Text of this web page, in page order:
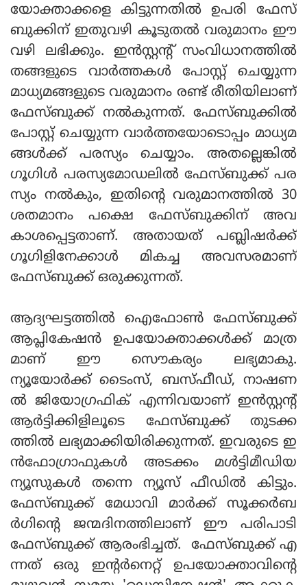
യോക്താക്കളെ കിട്ടുന്നതില്‍ ഉപരി ഫേസ്
ബുക്കിന് ഇതുവഴി കൂടുതല്‍ വരുമാനം ഈ
വഴി ലഭിക്കും. ഇന്‍സ്റ്റന്റ് സംവിധാനത്തില്‍
തങ്ങളുടെ വാര്‍ത്തകള്‍ പോസ്റ്റ് ചെയ്യുന്ന
മാധ്യമങ്ങളുടെ വരുമാനം രണ്ട് രീതിയിലാണ്
ഫേസ്ബുക്ക് നല്‍കുന്നത്. ഫേസ്ബുക്കില്‍
പോസ്റ്റ് ചെയ്യുന്ന വാര്‍ത്തയോടൊപ്പം മാധ്യമ
ങ്ങള്‍ക്ക് പരസ്യം ചെയ്യാം. അതല്ലെങ്കില്‍
ഗൂഗിള്‍ പരസ്യമോഡലില്‍ ഫേസ്ബുക്ക് പര
സ്യം നല്‍കും, ഇതിന്റെ വരുമാനത്തില്‍ 30
ശതമാനം പക്ഷെ ഫേസ്ബുക്കിന് അവ
കാശപ്പെട്ടതാണ്. അതായത് പബ്ലിഷര്‍ക്ക്
ഗൂഗിളിനേക്കാള്‍ മികച്ച അവസരമാണ്
ഫേസ്ബുക്ക് ഒരുക്കുന്നത്.
ആദ്യഘട്ടത്തില്‍ ഐഫോണ്‍ ഫേസ്ബുക്ക്
ആപ്ലികേഷന്‍ ഉപയോക്താക്കള്‍ക്ക് മാത്ര
മാണ് ഈ സൌകര്യം ലഭ്യമാകു.
ന്യൂയോര്‍ക്ക് ടൈംസ്, ബസ്ഫീഡ്, നാഷണ
ല്‍ ജിയോഗ്രഫിക് എന്നിവയാണ് ഇന്‍സ്റ്റന്റ്
ആര്‍ട്ടിക്കിളിലൂടെ ഫേസ്ബുക്ക് തുടക്ക
ത്തില്‍ ലഭ്യമാക്കിയിരിക്കുന്നത്. ഇവരുടെ ഇ
ന്‍ഫോഗ്രാഫുകള്‍ അടക്കം മള്‍ട്ടിമീഡിയ
ന്യൂസുകള്‍ തന്നെ ന്യൂസ് ഫീഡില്‍ കിട്ടും.
ഫേസ്ബുക്ക് മേധാവി മാര്‍ക്ക് സൂക്കര്‍ബ
ര്‍ഗിന്‍റെ ജന്മദിനത്തിലാണ് ഈ പരിപാടി
ഫേസ്ബുക്ക് ആരംഭിച്ചത്. ഫേസ്ബുക്ക് എ
ന്നത് ഒരു ഇന്‍റര്‍നെറ്റ് ഉപയോക്താവിന്‍റെ